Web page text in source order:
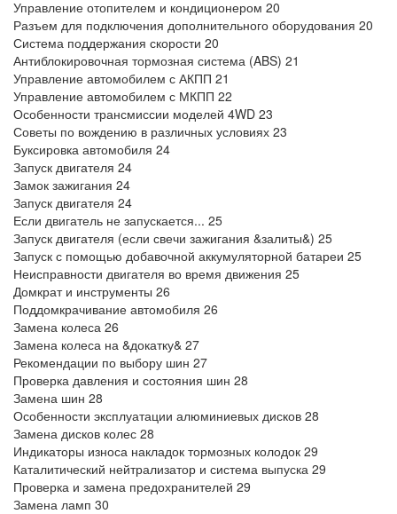
Управление отопителем и кондиционером 20
Разъем для подключения дополнительного оборудования 20
Система поддержания скорости 20
Антиблокировочная тормозная система (ABS) 21
Управление автомобилем с АКПП 21
Управление автомобилем с МКПП 22
Особенности трансмиссии моделей 4WD 23
Советы по вождению в различных условиях 23
Буксировка автомобиля 24
Запуск двигателя 24
Замок зажигания 24
Запуск двигателя 24
Если двигатель не запускается... 25
Запуск двигателя (если свечи зажигания &залиты&) 25
Запуск с помощью добавочной аккумуляторной батареи 25
Неисправности двигателя во время движения 25
Домкрат и инструменты 26
Поддомкрачивание автомобиля 26
Замена колеса 26
Замена колеса на &докатку& 27
Рекомендации по выбору шин 27
Проверка давления и состояния шин 28
Замена шин 28
Особенности эксплуатации алюминиевых дисков 28
Замена дисков колес 28
Индикаторы износа накладок тормозных колодок 29
Каталитический нейтрализатор и система выпуска 29
Проверка и замена предохранителей 29
Замена ламп 30